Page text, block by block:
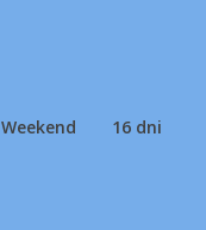
Weekend 16 dni